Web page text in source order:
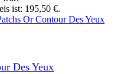
ist: 195,50 €.
Des Yeux